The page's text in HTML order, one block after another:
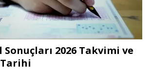
Sonuçları 2026 Takvimi ve